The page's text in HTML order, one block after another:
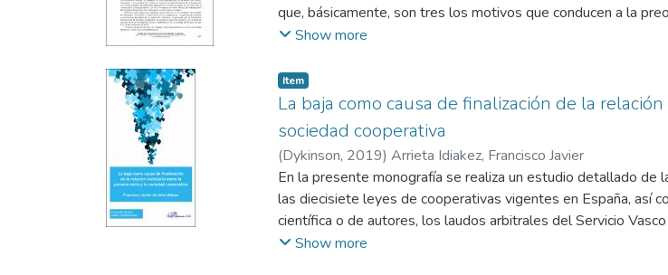
que, básicamente, son tres los motivos que conducen a la
por ende, a la necesidad de formación en dicha materia, en
socios y trabajadores de las cooperativas. Ello conlleva la
gestiona la prevención frente a los riesgos ambientales en
particularidades que estas presentan al respecto. En
cooperativa en el medio ambiente. Por consiguiente, también
gestionarse en las cooperativas ante el mandato que trae
profundizará en la importancia que tiene considerar el medio
la economía verde o azul. Desde el punto de vista
comparativo para analizar la normativa aplicable en la
aquellas cuestiones no contempladas en la normativa.
Show more
Item
La baja como causa de finalización de la
sociedad cooperativa
(Dykinson, 2019) Arrieta Idiakez, Francisco Javier
En la presente monografía se realiza un estudio detallado de
las diecisiete leyes de cooperativas vigentes en España, así
científica o de autores, los laudos arbitrales del Servicio
del Tribunal Supremo y de los Tribunales Superiores de Justicia.
Show more